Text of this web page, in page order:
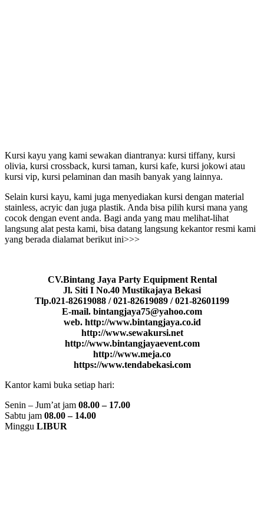
Kursi kayu yang kami sewakan diantranya: kursi tiffany, kursi
olivia, kursi crossback, kursi taman, kursi kafe, kursi jokowi atau
kursi vip, kursi pelaminan dan masih banyak yang lainnya.
Selain kursi kayu, kami juga menyediakan kursi dengan material
stainless, acryic dan juga plastik. Anda bisa pilih kursi mana yang
cocok dengan event anda. Bagi anda yang mau melihat-lihat
langsung alat pesta kami, bisa datang langsung kekantor resmi kami
yang berada dialamat berikut ini>>>
CV.Bintang Jaya Party Equipment Rental
Jl. Siti I No.40 Mustikajaya Bekasi
Tlp.021-82619088 / 021-82619089 / 021-82601199
E-mail. bintangjaya75@yahoo.com
web. http://www.bintangjaya.co.id
http://www.sewakursi.net
http://www.bintangjayaevent.com
http://www.meja.co
https://www.tendabekasi.com
Kantor kami buka setiap hari:
Senin – Jum’at jam 08.00 – 17.00
Sabtu jam 08.00 – 14.00
Minggu LIBUR